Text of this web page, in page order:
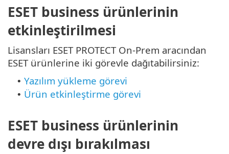
ESET business ürünlerinin
etkinleştirilmesi
Lisansları ESET PROTECT On-Prem aracından
ESET ürünlerine iki görevle dağıtabilirsiniz:
• Yazılım yükleme görevi
• Ürün etkinleştirme görevi
ESET business ürünlerinin
devre dışı bırakılması